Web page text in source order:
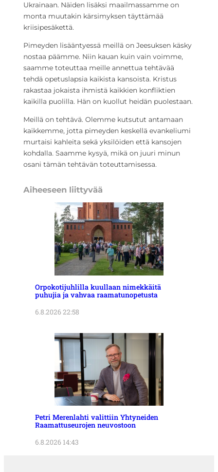
Ukrainaan. Näiden lisäksi maailmassamme on
monta muutakin kärsimyksen täyttämää
kriisipesäkettä.
Pimeyden lisääntyessä meillä on Jeesuksen käsky
nostaa päämme. Niin kauan kuin vain voimme,
saamme toteuttaa meille annettua tehtävää
tehdä opetuslapsia kaikista kansoista. Kristus
rakastaa jokaista ihmistä kaikkien konfliktien
kaikilla puolilla. Hän on kuollut heidän puolestaan.
Meillä on tehtävä. Olemme kutsutut antamaan
kaikkemme, jotta pimeyden keskellä evankeliumi
murtaisi kahleita sekä yksilöiden että kansojen
kohdalla. Saamme kysyä, mikä on juuri minun
osani tämän tehtävän toteuttamisessa.
Aiheeseen liittyvää
Orpokotijuhlilla kuullaan nimekkäitä
puhujia ja vahvaa raamatunopetusta
6.8.2026 22:58
Petri Merenlahti valittiin Yhtyneiden
Raamattuseurojen neuvostoon
6.8.2026 14:43